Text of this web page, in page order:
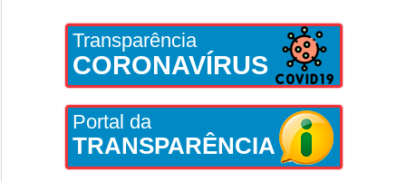
Transparência
CORONAVÍRUS
Portal da
TRANSPARÊNCIA